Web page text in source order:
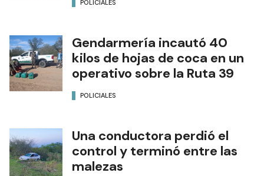
POLICIALES
Gendarmería incautó 40
kilos de hojas de coca en un
operativo sobre la Ruta 39
POLICIALES
Una conductora perdió el
control y terminó entre las
malezas